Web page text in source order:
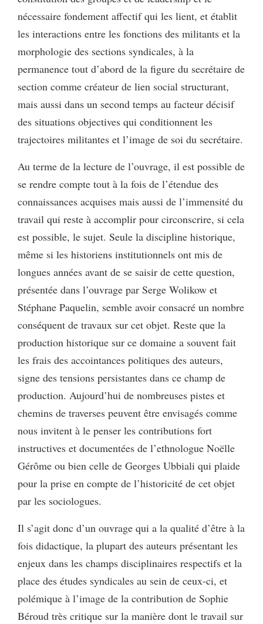
nécessaire fondement affectif qui les lient, et établit
les interactions entre les fonctions des militants et la
morphologie des sections syndicales, à la
permanence tout d’abord de la figure du secrétaire de
section comme créateur de lien social structurant,
mais aussi dans un second temps au facteur décisif
des situations objectives qui conditionnent les
trajectoires militantes et l’image de soi du secrétaire.
Au terme de la lecture de l’ouvrage, il est possible de
se rendre compte tout à la fois de l’étendue des
connaissances acquises mais aussi de l’immensité du
travail qui reste à accomplir pour circonscrire, si cela
est possible, le sujet. Seule la discipline historique,
même si les historiens institutionnels ont mis de
longues années avant de se saisir de cette question,
présentée dans l’ouvrage par Serge Wolikow et
Stéphane Paquelin, semble avoir consacré un nombre
conséquent de travaux sur cet objet. Reste que la
production historique sur ce domaine a souvent fait
les frais des accointances politiques des auteurs,
signe des tensions persistantes dans ce champ de
production. Aujourd’hui de nombreuses pistes et
chemins de traverses peuvent être envisagés comme
nous invitent à le penser les contributions fort
instructives et documentées de l’ethnologue Noëlle
Gérôme ou bien celle de Georges Ubbiali qui plaide
pour la prise en compte de l’historicité de cet objet
par les sociologues.
Il s’agit donc d’un ouvrage qui a la qualité d’être à la
fois didactique, la plupart des auteurs présentant les
enjeux dans les champs disciplinaires respectifs et la
place des études syndicales au sein de ceux-ci, et
polémique à l’image de la contribution de Sophie
Béroud très critique sur la manière dont le travail sur